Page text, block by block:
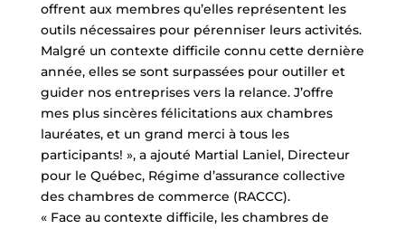
offrent aux membres qu’elles représentent les
outils nécessaires pour pérenniser leurs activités.
Malgré un contexte difficile connu cette dernière
année, elles se sont surpassées pour outiller et
guider nos entreprises vers la relance. J’offre
mes plus sincères félicitations aux chambres
lauréates, et un grand merci à tous les
participants! », a ajouté Martial Laniel, Directeur
pour le Québec, Régime d’assurance collective
des chambres de commerce (RACCC).
« Face au contexte difficile, les chambres de